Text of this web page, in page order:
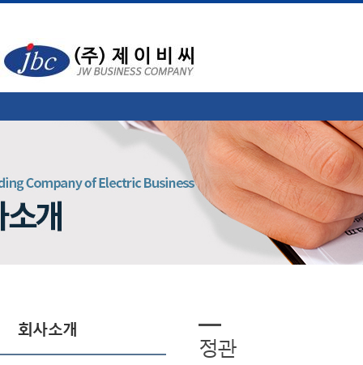
회사소개
정관